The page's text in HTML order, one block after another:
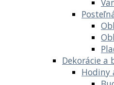
Dekorácie a
Hodiny